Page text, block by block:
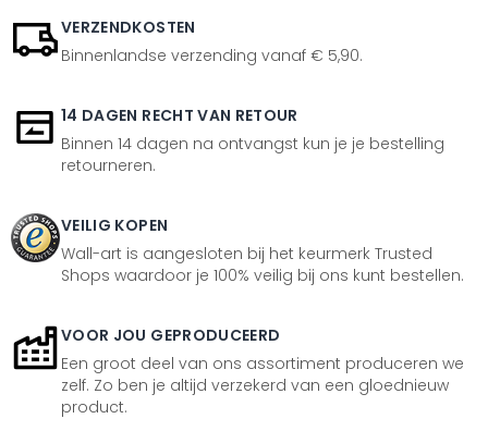
VERZENDKOSTEN
Binnenlandse verzending vanaf € 5,90.
14 DAGEN RECHT VAN RETOUR
Binnen 14 dagen na ontvangst kun je je bestelling
retourneren.
VEILIG KOPEN
Wall-art is aangesloten bij het keurmerk Trusted
Shops waardoor je 100% veilig bij ons kunt bestellen.
VOOR JOU GEPRODUCEERD
Een groot deel van ons assortiment produceren we
zelf. Zo ben je altijd verzekerd van een gloednieuw
product.